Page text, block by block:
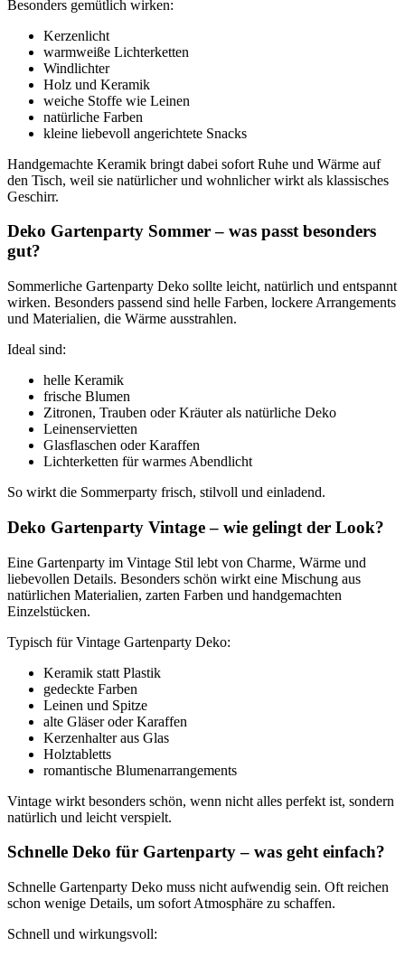
Besonders gemütlich wirken:
Kerzenlicht
warmweiße Lichterketten
Windlichter
Holz und Keramik
weiche Stoffe wie Leinen
natürliche Farben
kleine liebevoll angerichtete Snacks
Handgemachte Keramik bringt dabei sofort Ruhe und Wärme auf
den Tisch, weil sie natürlicher und wohnlicher wirkt als klassisches
Geschirr.
Deko Gartenparty Sommer – was passt besonders
gut?
Sommerliche Gartenparty Deko sollte leicht, natürlich und entspannt
wirken. Besonders passend sind helle Farben, lockere Arrangements
und Materialien, die Wärme ausstrahlen.
Ideal sind:
helle Keramik
frische Blumen
Zitronen, Trauben oder Kräuter als natürliche Deko
Leinenservietten
Glasflaschen oder Karaffen
Lichterketten für warmes Abendlicht
So wirkt die Sommerparty frisch, stilvoll und einladend.
Deko Gartenparty Vintage – wie gelingt der Look?
Eine Gartenparty im Vintage Stil lebt von Charme, Wärme und
liebevollen Details. Besonders schön wirkt eine Mischung aus
natürlichen Materialien, zarten Farben und handgemachten
Einzelstücken.
Typisch für Vintage Gartenparty Deko:
Keramik statt Plastik
gedeckte Farben
Leinen und Spitze
alte Gläser oder Karaffen
Kerzenhalter aus Glas
Holztabletts
romantische Blumenarrangements
Vintage wirkt besonders schön, wenn nicht alles perfekt ist, sondern
natürlich und leicht verspielt.
Schnelle Deko für Gartenparty – was geht einfach?
Schnelle Gartenparty Deko muss nicht aufwendig sein. Oft reichen
schon wenige Details, um sofort Atmosphäre zu schaffen.
Schnell und wirkungsvoll: